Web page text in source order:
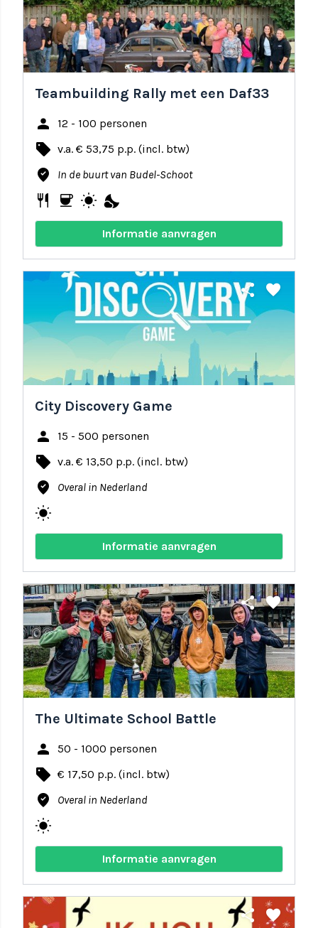
Teambuilding Rally met een Daf33
person 12 - 100 personen
local_offer v.a. € 53,75 p.p. (incl. btw)
where_to_vote In de buurt van Budel-Schoot
restaurant coffee wb_sunny nights_stay
Informatie aanvragen
share favorite
City Discovery Game
person 15 - 500 personen
local_offer v.a. € 13,50 p.p. (incl. btw)
where_to_vote Overal in Nederland
wb_sunny
Informatie aanvragen
share favorite
The Ultimate School Battle
person 50 - 1000 personen
local_offer € 17,50 p.p. (incl. btw)
where_to_vote Overal in Nederland
wb_sunny
Informatie aanvragen
share favorite